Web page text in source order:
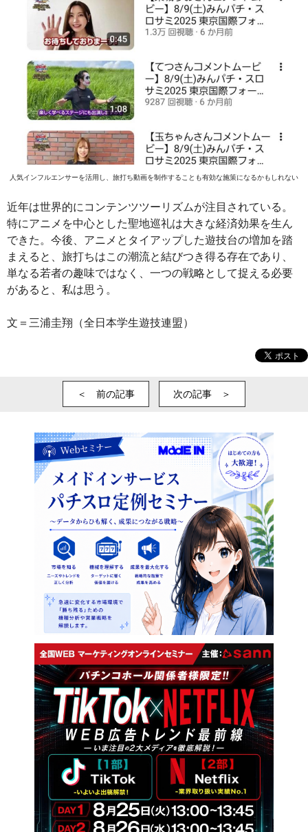
人気インフルエンサーを活用し、旅打ち動画を制作することも有効な施策になるかもしれない
近年は世界的にコンテンツツーリズムが注目されている。
特にアニメを中心とした聖地巡礼は大きな経済効果を生ん
できた。今後、アニメとタイアップした遊技台の増加を踏
まえると、旅打ちはこの潮流と結びつき得る存在であり、
単なる若者の趣味ではなく、一つの戦略として捉える必要
があると、私は思う。
文＝三浦圭翔（全日本学生遊技連盟）
＜ 前の記事 次の記事 ＞